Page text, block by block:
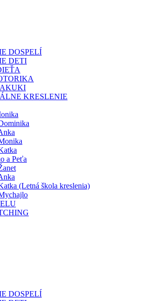
DOSPELÍ
DETI
KRESLENIE
a Peťa
(Letná škola kreslenia)
DOSPELÍ